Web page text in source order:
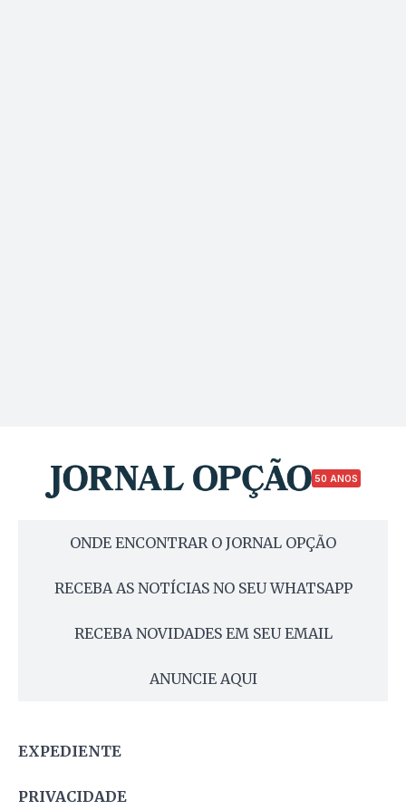
50 ANOS
ONDE ENCONTRAR O JORNAL OPÇÃO
RECEBA AS NOTÍCIAS NO SEU WHATSAPP
RECEBA NOVIDADES EM SEU EMAIL
ANUNCIE AQUI
EXPEDIENTE
PRIVACIDADE